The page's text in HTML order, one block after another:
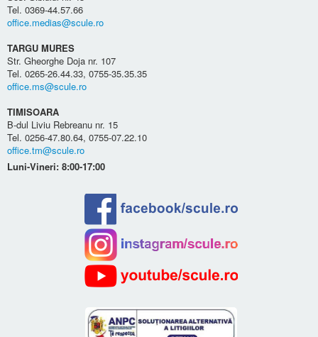
Tel. 0369-44.57.66
office.medias@scule.ro
TARGU MURES
Str. Gheorghe Doja nr. 107
Tel. 0265-26.44.33, 0755-35.35.35
office.ms@scule.ro
TIMISOARA
B-dul Liviu Rebreanu nr. 15
Tel. 0256-47.80.64, 0755-07.22.10
office.tm@scule.ro
Luni-Vineri: 8:00-17:00